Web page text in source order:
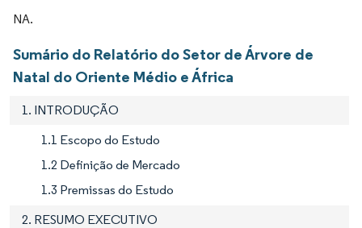
NA.
Sumário do Relatório do Setor de Árvore de
Natal do Oriente Médio e África
1. INTRODUÇÃO
1.1 Escopo do Estudo
1.2 Definição de Mercado
1.3 Premissas do Estudo
2. RESUMO EXECUTIVO